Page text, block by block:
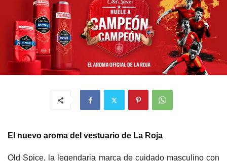
El nuevo aroma del vestuario de La Roja
Old Spice, la legendaria marca de cuidado masculino con